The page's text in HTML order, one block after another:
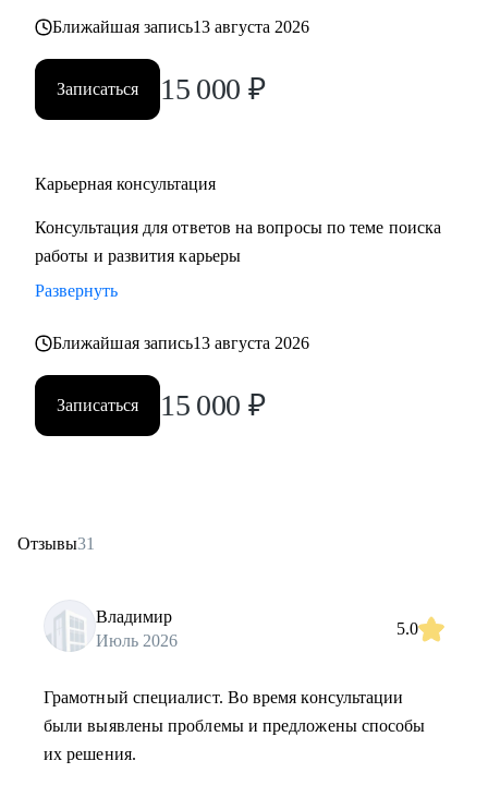
также замотивировать на движение к желаемой цели.
Ближайшая запись13 августа 2026
Записаться 15 000 ₽
Карьерная консультация
Консультация для ответов на вопросы по теме поиска
работы и развития карьеры
Развернуть
Ближайшая запись13 августа 2026
Записаться 15 000 ₽
Отзывы31
Владимир
Июль 2026
5.0
Грамотный специалист. Во время консультации
были выявлены проблемы и предложены способы
их решения.